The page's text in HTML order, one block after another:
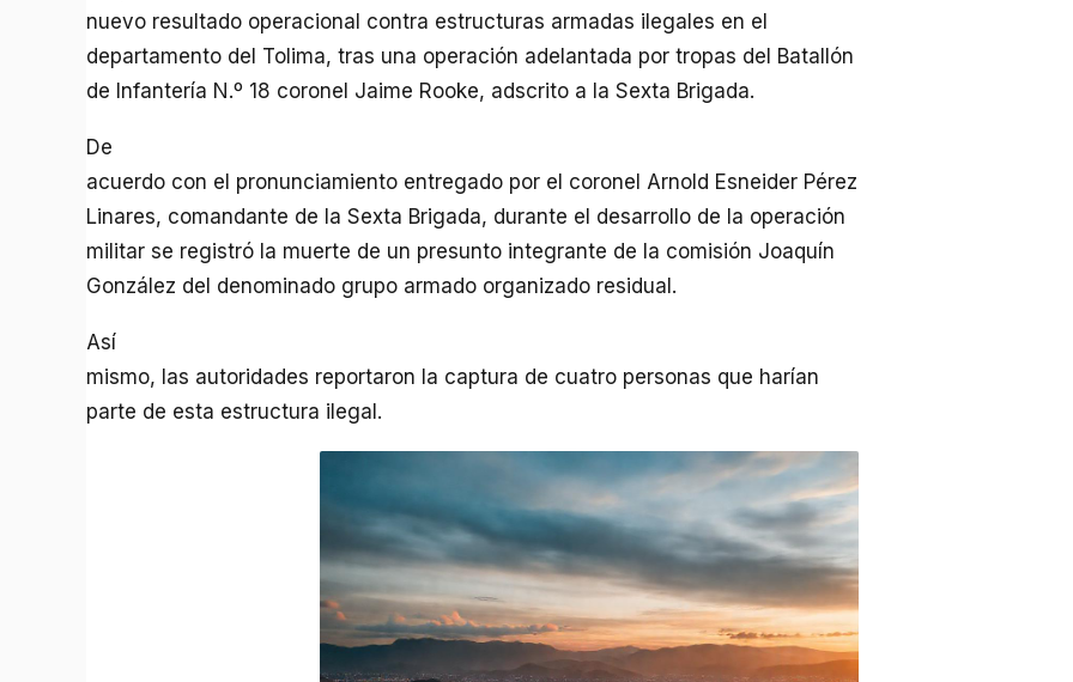
nuevo resultado operacional contra estructuras armadas ilegales en el
departamento del Tolima, tras una operación adelantada por tropas del Batallón
de Infantería N.º 18 coronel Jaime Rooke, adscrito a la Sexta Brigada.
De
acuerdo con el pronunciamiento entregado por el coronel Arnold Esneider Pérez
Linares, comandante de la Sexta Brigada, durante el desarrollo de la operación
militar se registró la muerte de un presunto integrante de la comisión Joaquín
González del denominado grupo armado organizado residual.
Así
mismo, las autoridades reportaron la captura de cuatro personas que harían
parte de esta estructura ilegal.